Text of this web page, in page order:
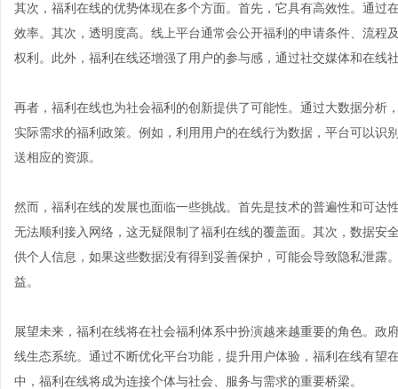
其次，福利在线的优势体现在多个方面。首先，它具有高效性。通过
效率。其次，透明度高。线上平台通常会公开福利的申请条件、流程
权利。此外，福利在线还增强了用户的参与感，通过社交媒体和在线
再者，福利在线也为社会福利的创新提供了可能性。通过大数据分析
实际需求的福利政策。例如，利用用户的在线行为数据，平台可以
送相应的资源。
然而，福利在线的发展也面临一些挑战。首先是技术的普遍性和可达
无法顺利接入网络，这无疑限制了福利在线的覆盖面。其次，数据安
供个人信息，如果这些数据没有得到妥善保护，可能会导致隐私泄露
益。
展望未来，福利在线将在社会福利体系中扮演越来越重要的角色。
线生态系统。通过不断优化平台功能，提升用户体验，福利在线有望
中，福利在线将成为连接个体与社会、服务与需求的重要桥梁。